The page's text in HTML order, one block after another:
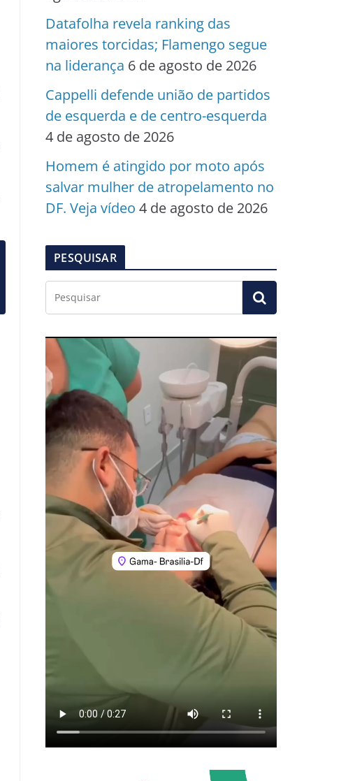
Datafolha revela ranking das
maiores torcidas; Flamengo segue
na liderança 6 de agosto de 2026
Cappelli defende união de partidos
de esquerda e de centro-esquerda
4 de agosto de 2026
Homem é atingido por moto após
salvar mulher de atropelamento no
DF. Veja vídeo 4 de agosto de 2026
PESQUISAR